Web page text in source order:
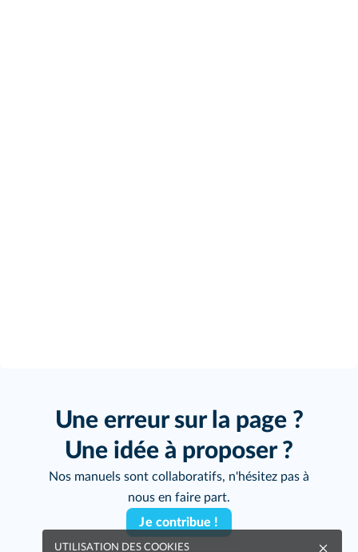
Une erreur sur la page ?
Une idée à proposer ?
Nos manuels sont collaboratifs, n'hésitez pas à
nous en faire part.
Je contribue !
UTILISATION DES COOKIES